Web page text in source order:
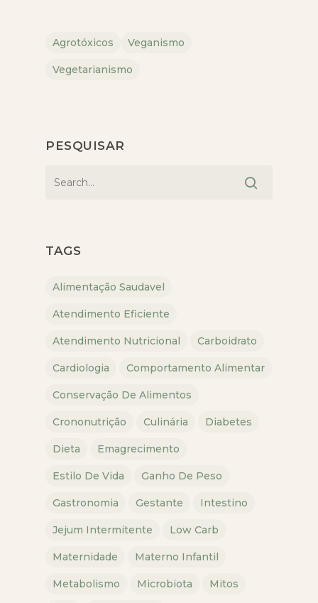
Agrotóxicos Veganismo
Vegetarianismo
PESQUISAR
TAGS
Alimentação Saudavel
Atendimento Eficiente
Atendimento Nutricional Carboidrato
Cardiologia Comportamento Alimentar
Conservação De Alimentos
Crononutrição Culinária Diabetes
Dieta Emagrecimento
Estilo De Vida Ganho De Peso
Gastronomia Gestante Intestino
Jejum Intermitente Low Carb
Maternidade Materno Infantil
Metabolismo Microbiota Mitos